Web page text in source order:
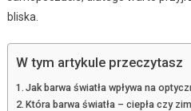
bliska.
W tym artykule przeczytasz
Jak barwa światła wpływa na
Która barwa światła – ciepła czy